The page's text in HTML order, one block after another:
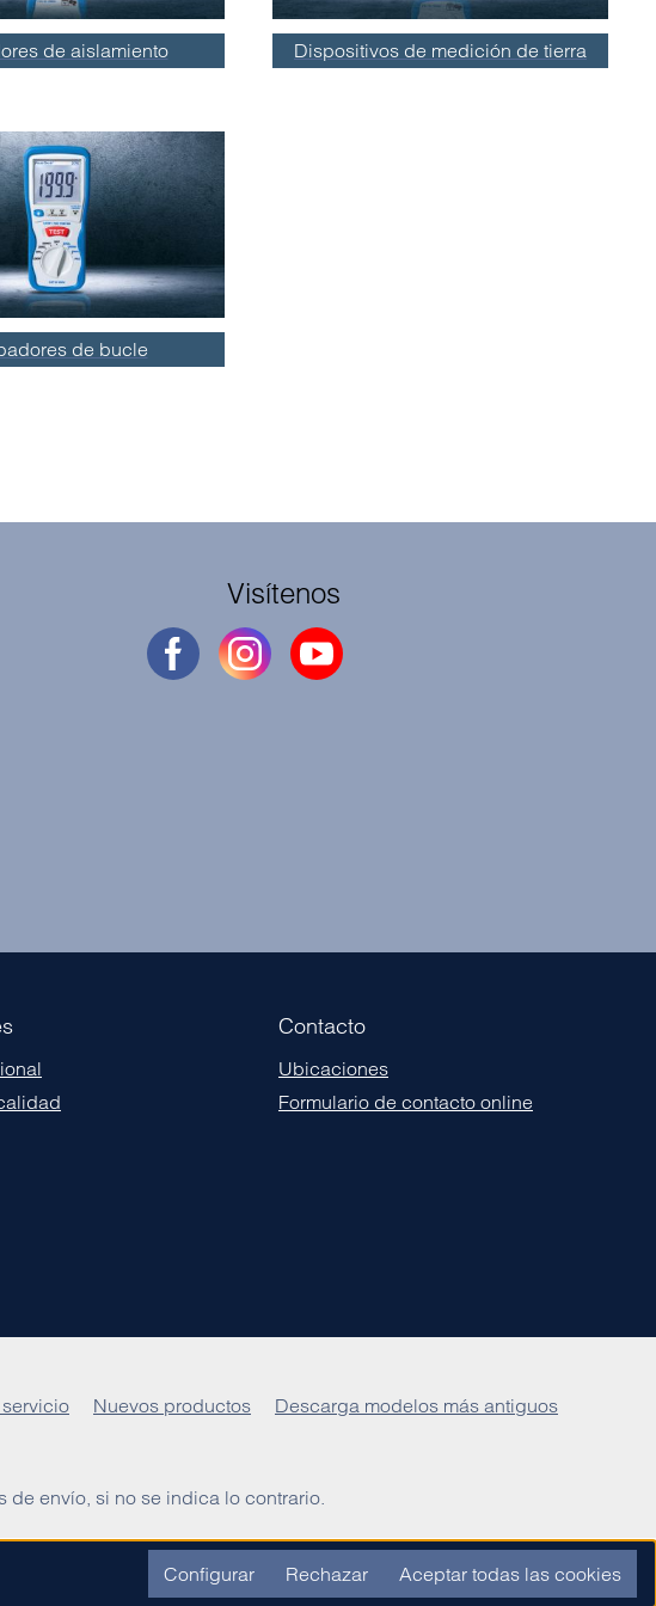
de aislamiento Dispositivos de medición de tierra
de bucle
Visítenos
Contacto
Ubicaciones
Formulario de contacto online
Nuevos productos Descarga modelos más antiguos
envío, si no se indica lo contrario.
Rechazar
Configurar Aceptar todas las cookies